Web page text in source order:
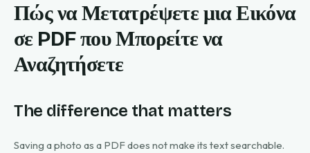
Πώς να Μετατρέψετε μια Εικόνα
σε PDF που Μπορείτε να
Αναζητήσετε
The difference that matters
Saving a photo as a PDF does not make its text searchable.